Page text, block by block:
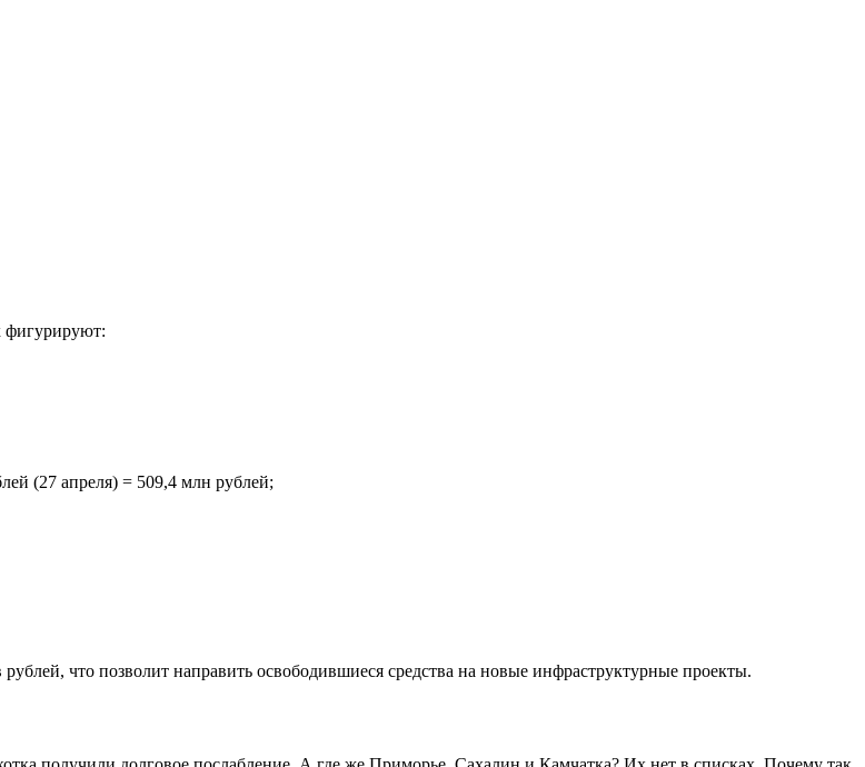
фигурируют:
(27 апреля) = 509,4 млн рублей;
что позволит направить освободившиеся средства на новые инфраструктурные проекты.